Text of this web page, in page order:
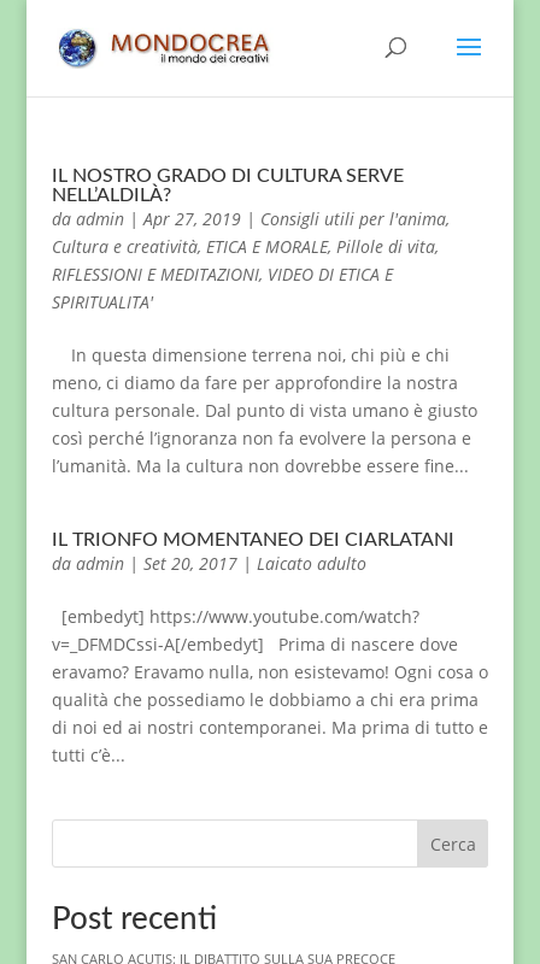
IL NOSTRO GRADO DI CULTURA SERVE
NELL’ALDILÀ?
da admin|Apr 27, 2019| Consigli utili per l'anima,
Cultura e creatività, ETICA E MORALE, Pillole di vita,
RIFLESSIONI E MEDITAZIONI, VIDEO DI ETICA E
SPIRITUALITA'
In questa dimensione terrena noi, chi più e chi
meno, ci diamo da fare per approfondire la nostra
cultura personale. Dal punto di vista umano è giusto
così perché l’ignoranza non fa evolvere la persona e
l’umanità. Ma la cultura non dovrebbe essere fine...
IL TRIONFO MOMENTANEO DEI CIARLATANI
da admin| Set 20, 2017| Laicato adulto
[embedyt] https://www.youtube.com/watch?
v=_DFMDCssi-A[/embedyt] Prima di nascere dove
eravamo? Eravamo nulla, non esistevamo! Ogni cosa o
qualità che possediamo le dobbiamo a chi era prima
di noi ed ai nostri contemporanei. Ma prima di tutto e
tutti c’è...
Cerca
Post recenti
SAN CARLO ACUTIS: IL DIBATTITO SULLA SUA PRECOCE